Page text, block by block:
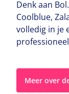
Denk aan
Coolblue,
volledig in je
Meer over